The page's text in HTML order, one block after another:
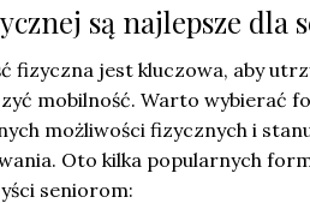
są najlepsze dla
fizyczna jest kluczowa, aby
mobilność. Warto wybierać
możliwości fizycznych i
Oto kilka popularnych
seniorom: